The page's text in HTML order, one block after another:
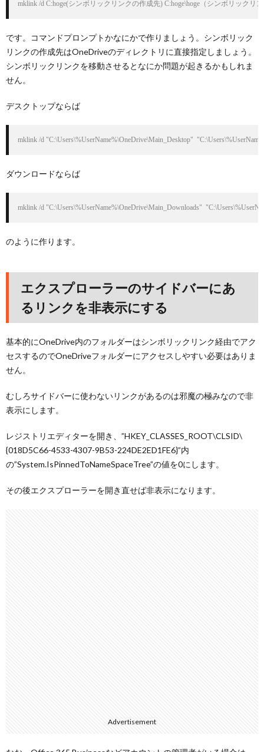
mklink /d C:hoge(シンボリックリンクの作成先) C:hoge\hoge（シンボリックリ
です。コマンドプロンプトかなにかで作りましょう。シンボリック
リンクの作成先はOneDriveのディレクトリに直接指定しましょう。
シンボリックリンクを移動させるとなにか問題が起きるかもしれま
せん。
デスクトップならば
mklink /d "C:\Users\%UserName%\OneDrive\Main_Desktop"
ダウンロードならば
mklink /d "C:\Users\%UserName%\OneDrive\Main_Downloads"
のように作ります。
エクスプローラーのサイドバーにあ
るリンクを非表示にする
基本的にOneDrive内のフォルダーはシンボリックリンク経由でアク
セスするのでOneDriveフォルダーにアクセスしやすい必要はありま
せん。
むしろサイドバーに使わないリンクがあるのは邪魔の極みなので非
表示にします。
レジストリエディターを開き、”HKEY_CLASSES_ROOT\CLSID\
{018D5C66-4533-4307-9B53-224DE2ED1FE6}”内
の”System.IsPinnedToNameSpaceTree”の値を0にします。
その後エクスプローラーを開き直せば非表示になります。
Advertisement